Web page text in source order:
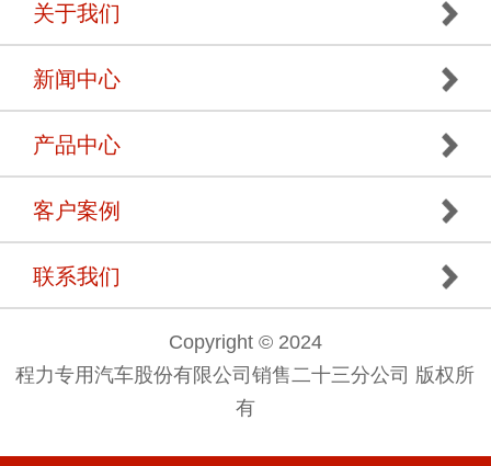
关于我们
新闻中心
产品中心
客户案例
联系我们
Copyright © 2024
程力专用汽车股份有限公司销售二十三分公司 版权所
有